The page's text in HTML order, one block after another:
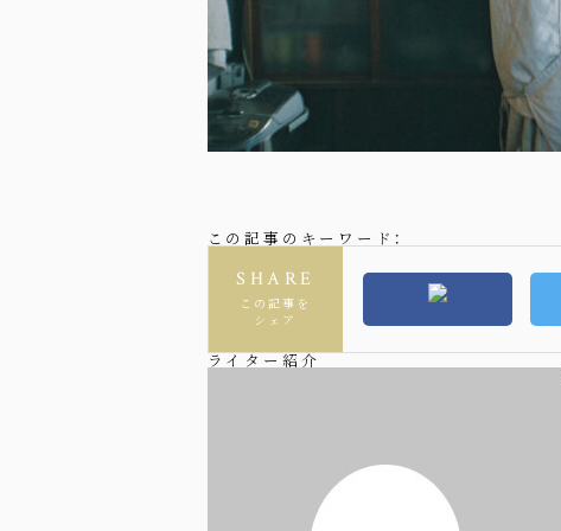
この記事のキーワード：
SHARE
この記事を
シェア
ライター紹介